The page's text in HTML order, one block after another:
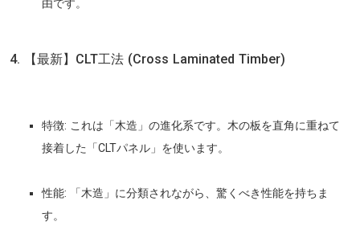
由です。
4. 【最新】CLT工法 (Cross Laminated Timber)
特徴: これは「木造」の進化系です。木の板を直角に重ねて
接着した「CLTパネル」を使います。
性能: 「木造」に分類されながら、驚くべき性能を持ちま
す。